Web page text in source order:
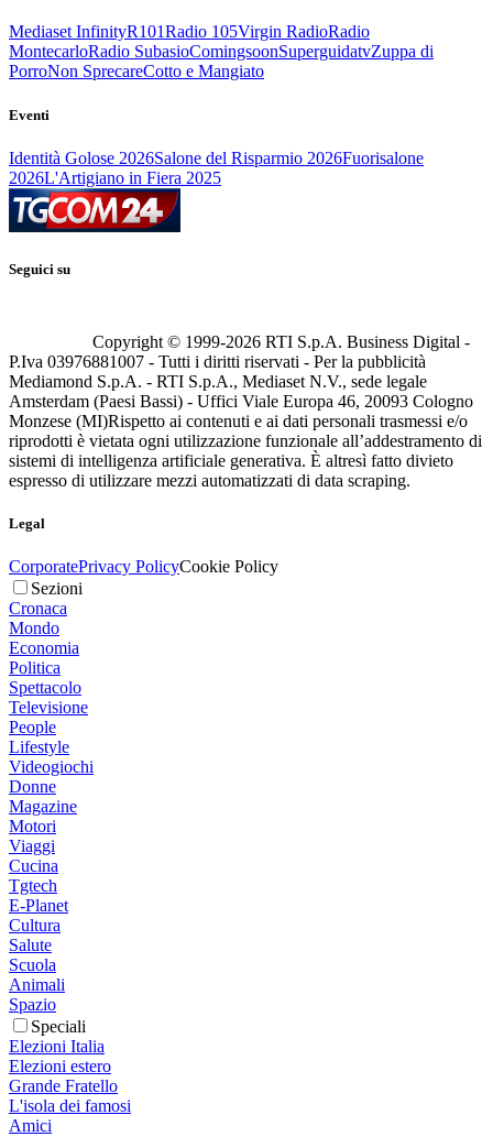
Mediaset InfinityR101Radio 105Virgin RadioRadio
MontecarloRadio SubasioComingsoonSuperguidatvZuppa di
PorroNon SprecareCotto e Mangiato
Eventi
Identità Golose 2026Salone del Risparmio 2026Fuorisalone
2026L'Artigiano in Fiera 2025
Seguici su
Copyright © 1999-2026 RTI S.p.A. Business Digital -
P.Iva 03976881007 - Tutti i diritti riservati - Per la pubblicità
Mediamond S.p.A. - RTI S.p.A., Mediaset N.V., sede legale
Amsterdam (Paesi Bassi) - Uffici Viale Europa 46, 20093 Cologno
Monzese (MI)Rispetto ai contenuti e ai dati personali trasmessi e/o
riprodotti è vietata ogni utilizzazione funzionale all’addestramento di
sistemi di intelligenza artificiale generativa. È altresì fatto divieto
espresso di utilizzare mezzi automatizzati di data scraping.
Legal
CorporatePrivacy PolicyCookie Policy
Sezioni
Cronaca
Mondo
Economia
Politica
Spettacolo
Televisione
People
Lifestyle
Videogiochi
Donne
Magazine
Motori
Viaggi
Cucina
Tgtech
E-Planet
Cultura
Salute
Scuola
Animali
Spazio
Speciali
Elezioni Italia
Elezioni estero
Grande Fratello
L'isola dei famosi
Amici